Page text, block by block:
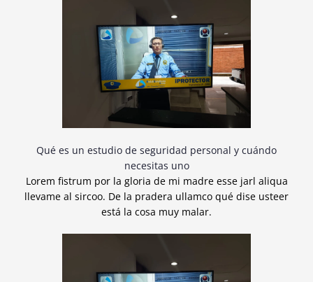
Qué es un estudio de seguridad personal y cuándo
necesitas uno
Lorem fistrum por la gloria de mi madre esse jarl aliqua
llevame al sircoo. De la pradera ullamco qué dise usteer
está la cosa muy malar.